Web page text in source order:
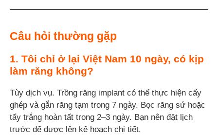
Câu hỏi thường gặp
1. Tôi chỉ ở lại Việt Nam 10 ngày, có kịp
làm răng không?
Tùy dịch vụ. Trồng răng implant có thể thực hiện cấy
ghép và gắn răng tạm trong 7 ngày. Bọc răng sứ hoặc
tẩy trắng hoàn tất trong 2–3 ngày. Bạn nên đặt lịch
trước để được lên kế hoạch chi tiết.